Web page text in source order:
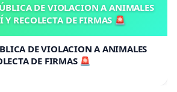
DE VIOLACION A ANIMALES
Y RECOLECTA DE FIRMAS 🚨
DE VIOLACION A ANIMALES
DE FIRMAS 🚨